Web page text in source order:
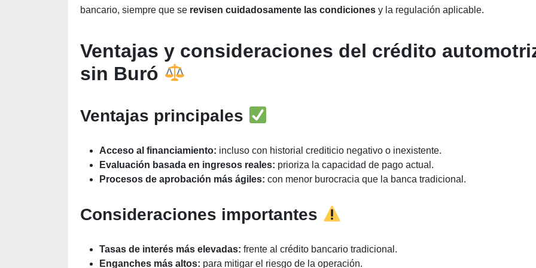
bancario, siempre que se revisen cuidadosamente las condiciones y la regulación aplicable.
Ventajas y consideraciones del crédito
sin Buró
Ventajas principales
Acceso al financiamiento: incluso con historial crediticio negativo o inexistente.
Evaluación basada en ingresos reales: prioriza la capacidad de pago actual.
Procesos de aprobación más ágiles: con menor burocracia que la banca tradicional.
Consideraciones importantes
Tasas de interés más elevadas: frente al crédito bancario tradicional.
Enganches más altos: para mitigar el riesgo de la operación.